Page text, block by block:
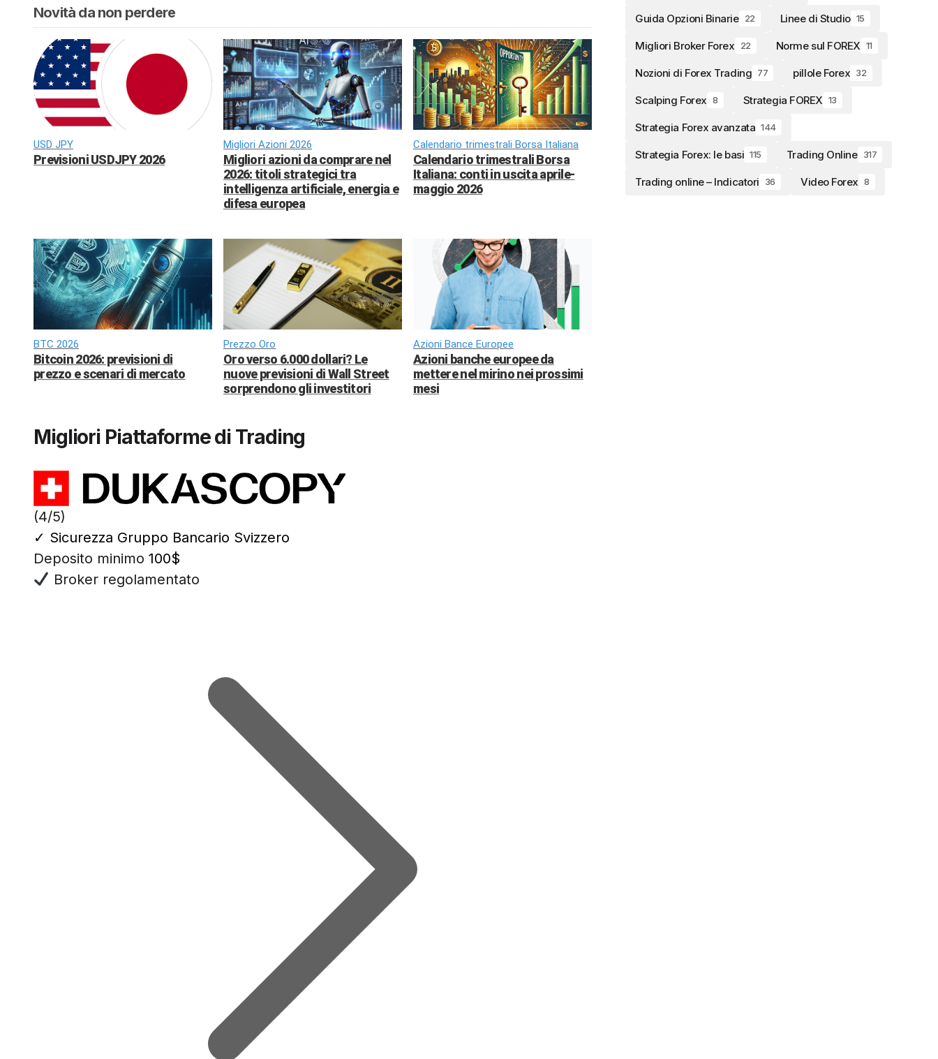
Novità da non perdere
USD JPY
Previsioni USDJPY 2026
Migliori Azioni 2026
Migliori azioni da comprare nel
2026: titoli strategici tra
intelligenza artificiale, energia e
difesa europea
Calendario trimestrali Borsa Italiana
Calendario trimestrali Borsa
Italiana: conti in uscita aprile-
maggio 2026
BTC 2026
Bitcoin 2026: previsioni di
prezzo e scenari di mercato
Prezzo Oro
Oro verso 6.000 dollari? Le
nuove previsioni di Wall Street
sorprendono gli investitori
Azioni Bance Europee
Azioni banche europee da
mettere nel mirino nei prossimi
mesi
Migliori Piattaforme di Trading
(4/5)
✓ Sicurezza Gruppo Bancario Svizzero
Deposito minimo 100$
Broker regolamentato
Guida Opzioni Binarie 22 Linee di Studio 15
Migliori Broker Forex 22 Norme sul FOREX 11
Nozioni di Forex Trading 77 pillole Forex 32
Scalping Forex 8 Strategia FOREX 13
Strategia Forex avanzata 144
Strategia Forex: le basi 115 Trading Online 317
Trading online – Indicatori 36 Video Forex 8